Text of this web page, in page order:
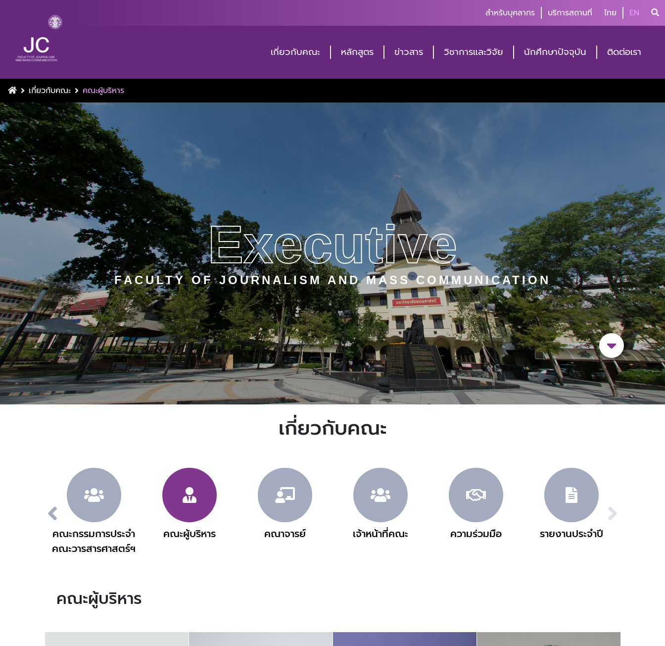
สำหรับบุคลากร บริการสถานที่ ไทย EN
เกี่ยวกับคณะ หลักสูตร ข่าวสาร วิชาการและวิจัย นักศึกษาปัจจุบัน ติดต่อเรา
เกี่ยวกับคณะ คณะผู้บริหาร
Executive
FACULTY OF JOURNALISM AND MASS COMMUNICATION
เกี่ยวกับคณะ
คณะกรรมการประจำ
คณะวารสารศาสตร์ฯ
คณะผู้บริหาร คณาจารย์ เจ้าหน้าที่คณะ ความร่วมมือ รายงานประจำปี
คณะผู้บริหาร